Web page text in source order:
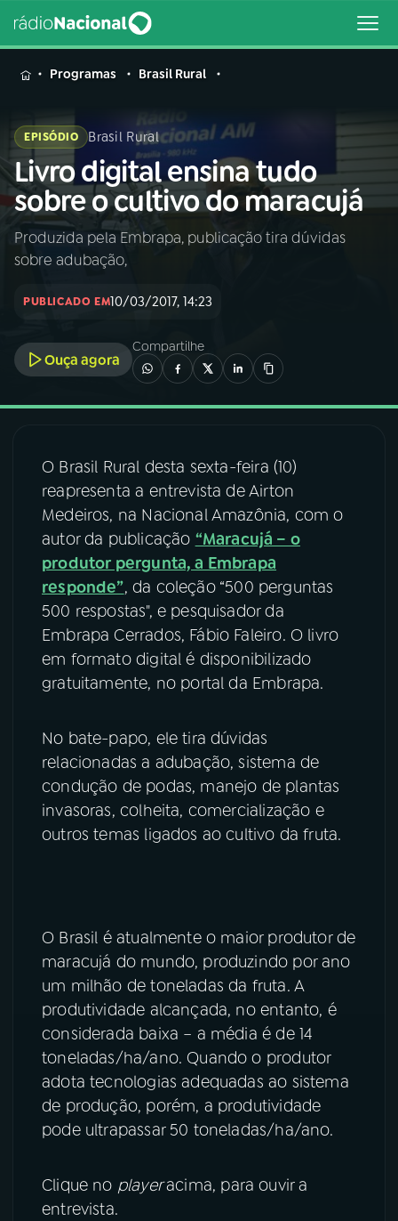
MENU
Buscar
na
Rádio
Nacional
Buscar
04PROGRAMAS
05PODCASTS
06VIDEOCASTS
07ÚLTIMAS
08 FESTIVAL DE MÚSICA
ACOMPANHE A RÁDIO NACIONAL
YouTube Facebook
Programas Brasil Rural
EPISÓDIO Brasil Rural
Livro digital ensina tudo
sobre o cultivo do maracujá
Produzida pela Embrapa, publicação tira dúvidas
sobre adubação,
PUBLICADO EM10/03/2017, 14:23
Ouça agora
Compartilhe
O Brasil Rural desta sexta-feira (10)
reapresenta a entrevista de Airton
Medeiros, na Nacional Amazônia, com o
autor da publicação “Maracujá – o
produtor pergunta, a Embrapa
responde”, da coleção “500 perguntas
500 respostas", e pesquisador da
Embrapa Cerrados, Fábio Faleiro. O livro
em formato digital é disponibilizado
gratuitamente, no portal da Embrapa.
No bate-papo, ele tira dúvidas
relacionadas a adubação, sistema de
condução de podas, manejo de plantas
invasoras, colheita, comercialização e
outros temas ligados ao cultivo da fruta.
O Brasil é atualmente o maior produtor de
maracujá do mundo, produzindo por ano
um milhão de toneladas da fruta. A
produtividade alcançada, no entanto, é
considerada baixa – a média é de 14
toneladas/ha/ano. Quando o produtor
adota tecnologias adequadas ao sistema
de produção, porém, a produtividade
pode ultrapassar 50 toneladas/ha/ano.
Clique no playeracima, para ouvir a
entrevista.